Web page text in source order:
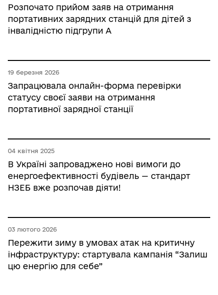
Розпочато прийом заяв на отримання
портативних зарядних станцій для дітей з
інвалідністю підгрупи А
19 березня 2026
Запрацювала онлайн-форма перевірки
статусу своєї заяви на отримання
портативної зарядної станції
04 квітня 2025
В Україні запроваджено нові вимоги до
енергоефективності будівель — стандарт
НЗЕБ вже розпочав діяти!
03 лютого 2026
Пережити зиму в умовах атак на критичну
інфраструктуру: стартувала кампанія “Залиш
цю енергію для себе”